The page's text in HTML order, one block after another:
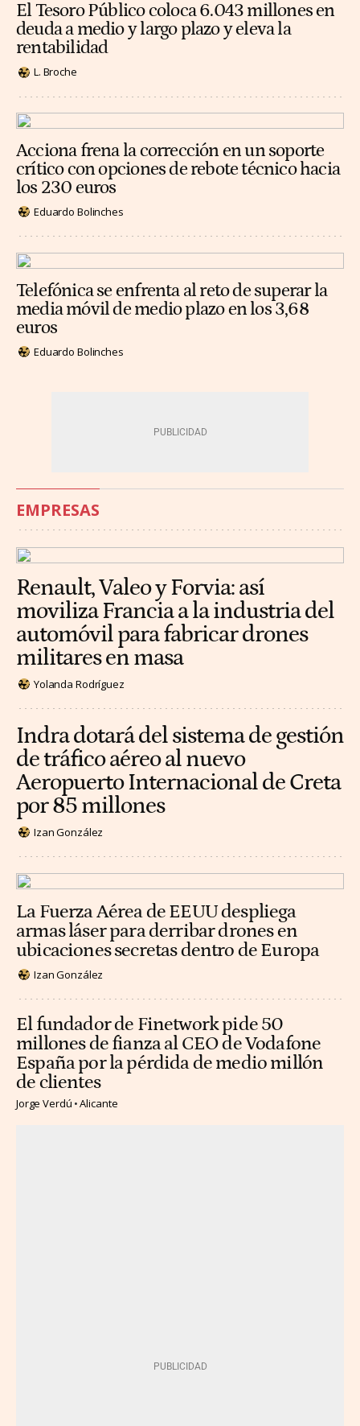
El Tesoro Público coloca 6.043 millones en
deuda a medio y largo plazo y eleva la
rentabilidad
L. Broche
Acciona frena la corrección en un soporte
crítico con opciones de rebote técnico hacia
los 230 euros
Eduardo Bolinches
Telefónica se enfrenta al reto de superar la
media móvil de medio plazo en los 3,68
euros
Eduardo Bolinches
EMPRESAS
Renault, Valeo y Forvia: así
moviliza Francia a la industria del
automóvil para fabricar drones
militares en masa
Yolanda Rodríguez
Indra dotará del sistema de gestión
de tráfico aéreo al nuevo
Aeropuerto Internacional de Creta
por 85 millones
Izan González
La Fuerza Aérea de EEUU despliega
armas láser para derribar drones en
ubicaciones secretas dentro de Europa
Izan González
El fundador de Finetwork pide 50
millones de fianza al CEO de Vodafone
España por la pérdida de medio millón
de clientes
Jorge Verdú Alicante